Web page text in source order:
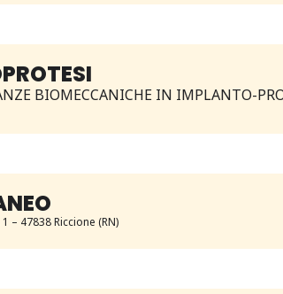
BIOMECCANICHE IN IMPLANTO-
– 47838 Riccione (RN)